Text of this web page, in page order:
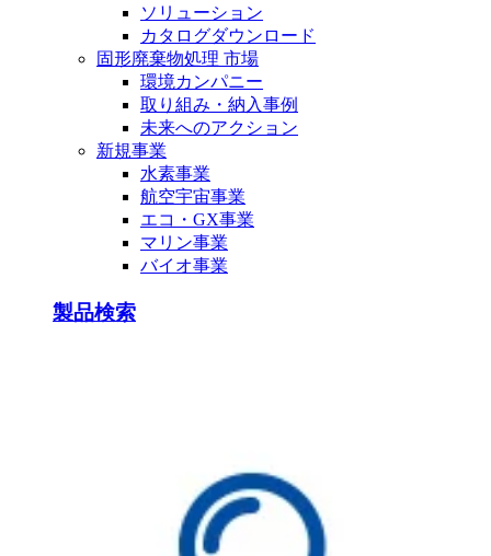
ソリューション
カタログダウンロード
固形廃棄物処理 市場
環境カンパニー
取り組み・納入事例
未来へのアクション
新規事業
水素事業
航空宇宙事業
エコ・GX事業
マリン事業
バイオ事業
製品検索